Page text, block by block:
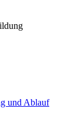
und Ablauf